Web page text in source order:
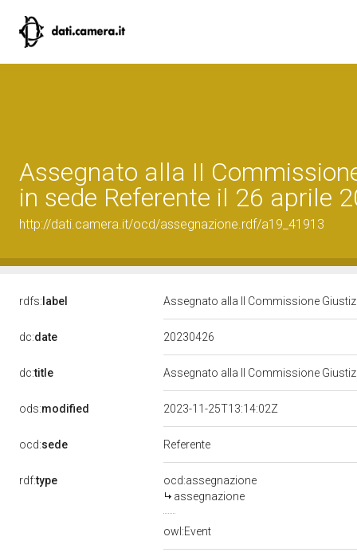
Assegnato alla II
in sede Referente il 26 aprile
http://dati.camera.it/ocd/assegnazione.rdf/a19_41913
rdfs: label Assegnato alla II Commissione
dc:date 20230426
dc:title Assegnato alla II Commissione
ods:modified 2023-11-25T13:14:02Z
ocd:sede Referente
rdf:type
ocd:assegnazione
assegnazione
owl:Event